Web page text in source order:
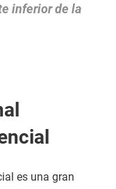
inferior de la
es una gran